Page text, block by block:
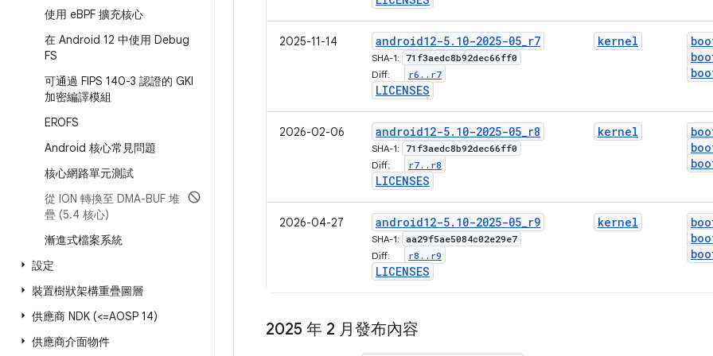
使用 eBPF 擴充核心
在 Android 12 中使用 Debug
FS
可通過 FIPS 140-3 認證的 GKI
加密編譯模組
EROFS
Android 核心常見問題
核心網路單元測試
從 ION 轉換至 DMA-BUF 堆
疊 (5.4 核心)
漸進式檔案系統
設定
裝置樹狀架構重疊圖層
供應商 NDK (<=AOSP 14)
供應商介面物件
2025-11-14 android12-5. 10-2025-05_r7
SHA-1: 71f3aedc8b92dec66ff0
Diff: r6 . . r7
LICENSES
kernel
2026-02-06 android12-5. 10-2025-05_r8
SHA-1: 71f3aedc8b92dec66ff0
Diff: r7. . r8
LICENSES
kernel
2026-04-27 android12-5. 10-2025-05_r9
SHA-1: aa29f5ae5084c02e29e7
Diff: r8 . . r9
LICENSES
kernel
2025 年 2 月發布內容